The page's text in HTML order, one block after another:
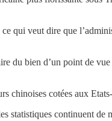
qui veut dire que
du bien d’un point de
chinoises cotées aux
statistiques continuent